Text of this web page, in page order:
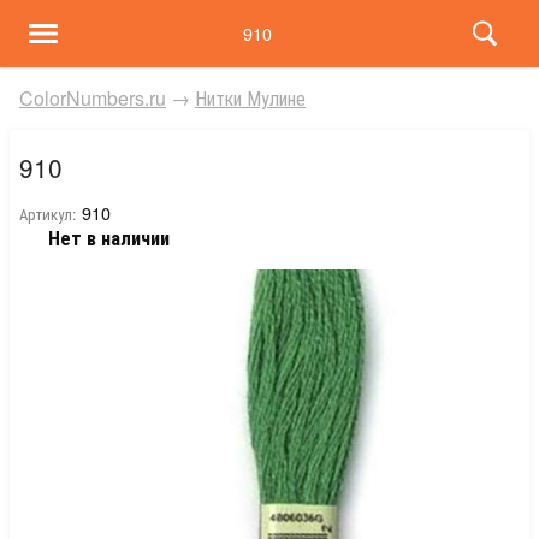
910
ColorNumbers.ru → Нитки Мулине
910
Артикул: 910
Нет в наличии